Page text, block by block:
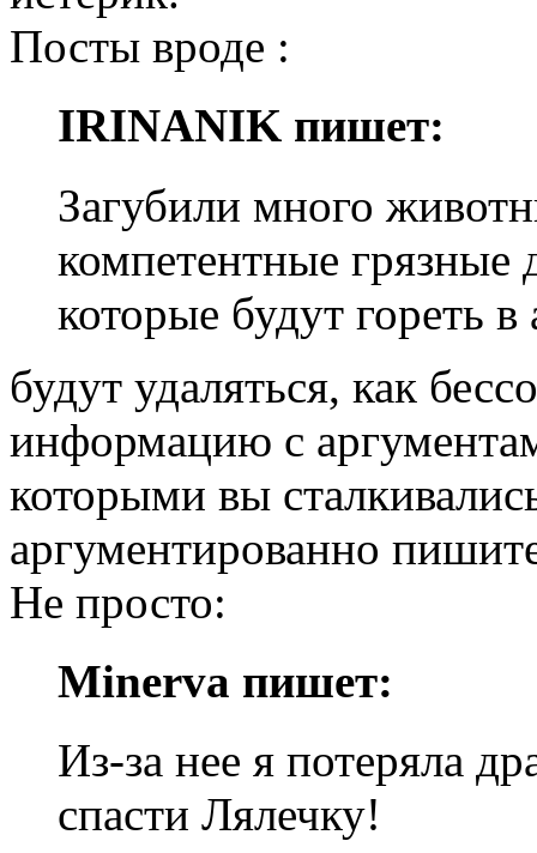
Посты вроде :
IRINANIK пишет:
Загубили много
компетентные грязные
которые будут гореть в
будут удаляться, как
информацию с
которыми вы
аргументированно
Не просто:
Minerva пишет:
Из-за нее я потеряла
спасти Лялечку!